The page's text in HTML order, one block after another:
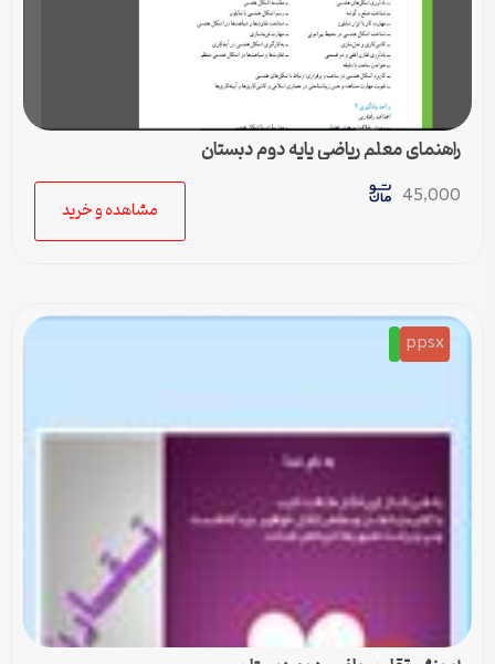
راهنمای معلم ریاضی پایه دوم دبستان
45,000
مشاهده و خرید
ppsx